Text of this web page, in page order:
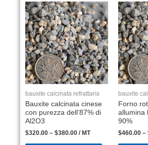
bauxite calcinata refrattaria
Bauxite calcinata cinese
con purezza dell’87% di
Al2O3
$320.00 – $380.00 / MT
bauxite
Forno
allumina
90%
$460.00 –